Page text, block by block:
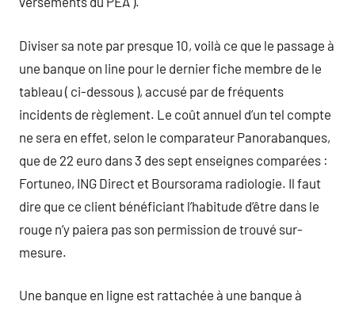
Diviser sa note par presque 10, voilà ce que le passage à
une banque on line pour le dernier fiche membre de le
tableau ( ci-dessous ), accusé par de fréquents
incidents de règlement. Le coût annuel d’un tel compte
ne sera en effet, selon le comparateur Panorabanques,
que de 22 euro dans 3 des sept enseignes comparées :
Fortuneo, ING Direct et Boursorama radiologie. Il faut
dire que ce client bénéficiant l’habitude d’être dans le
rouge n’y paiera pas son permission de trouvé sur-
mesure.
Une banque en ligne est rattachée à une banque à